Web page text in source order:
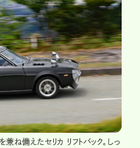
兼ね備えたセリカ リフトバック。しっ